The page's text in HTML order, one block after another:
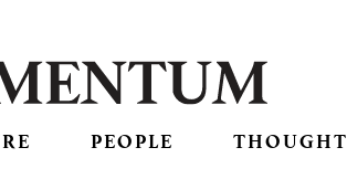
PEOPLE THOUGHT